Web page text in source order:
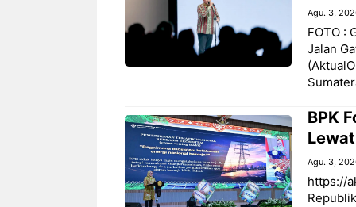
Agu. 3,
FOTO :
Jalan
BPK
Agu. 3,
https://